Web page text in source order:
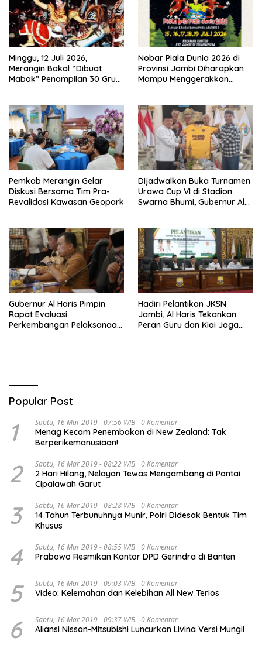
Minggu, 12 Juli 2026,
Merangin Bakal “Dibuat
Mabok” Penampilan 30 Grup
Nobar Piala Dunia 2026 di
Provinsi Jambi Diharapkan
Mampu Menggerakkan
Pemkab Merangin Gelar
Diskusi Bersama Tim Pra-
Revalidasi Kawasan Geopark
Dijadwalkan Buka Turnamen
Urawa Cup VI di Stadion
Swarna Bhumi, Gubernur Al
Gubernur Al Haris Pimpin
Rapat Evaluasi
Perkembangan Pelaksanaan
Hadiri Pelantikan JKSN
Jambi, Al Haris Tekankan
Peran Guru dan Kiai Jaga
Popular Post
1 Sabtu, 16 Mar 2019 - 07:56 WIB 0 Komentar
Menag Kecam Penembakan di New Zealand: Tak
Berperikemanusiaan!
2 Sabtu, 16 Mar 2019 - 08:22 WIB 0 Komentar
2 Hari Hilang, Nelayan Tewas Mengambang di Pantai
Cipalawah Garut
3 Sabtu, 16 Mar 2019 - 08:28 WIB 0 Komentar
14 Tahun Terbunuhnya Munir, Polri Didesak Bentuk Tim
Khusus
4 Sabtu, 16 Mar 2019 - 08:55 WIB 0 Komentar
Prabowo Resmikan Kantor DPD Gerindra di Banten
5 Sabtu, 16 Mar 2019 - 09:03 WIB 0 Komentar
Video: Kelemahan dan Kelebihan All New Terios
6 Sabtu, 16 Mar 2019 - 09:37 WIB 0 Komentar
Aliansi Nissan-Mitsubishi Luncurkan Livina Versi Mungil